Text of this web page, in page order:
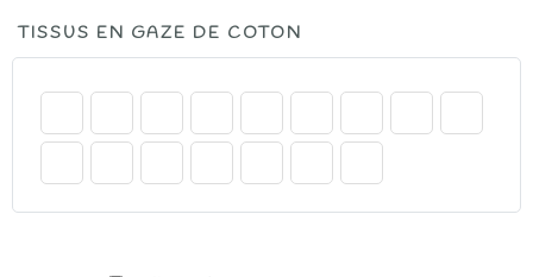
TISSUS EN GAZE DE COTON